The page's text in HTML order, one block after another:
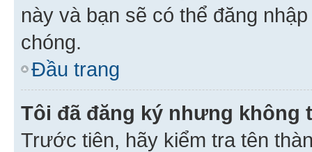
này và bạn sẽ có thể đăng
chóng.
Đầu trang
Tôi đã đăng ký nhưng không
Trước tiên, hãy kiểm tra tên